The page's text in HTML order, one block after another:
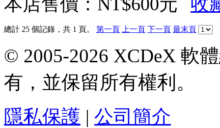
本店售價： NT$600元
總計 25 個記錄，共 1 頁。 第一頁 上一頁 下一頁 最末頁
© 2005-2026 XCDeX 軟
有，並保留所有權利。
隱私保護 | 公司簡介